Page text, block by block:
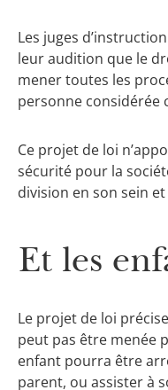
Les juges
leur audition que le
mener toutes les
personne considérée
Ce projet de loi
sécurité pour la
division en son sein
Et les
Le projet de loi
peut pas être menée
enfant pourra être
parent, ou assister à